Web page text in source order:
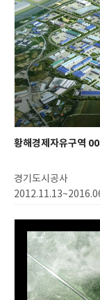
황해경제자유구역
경기도시공사